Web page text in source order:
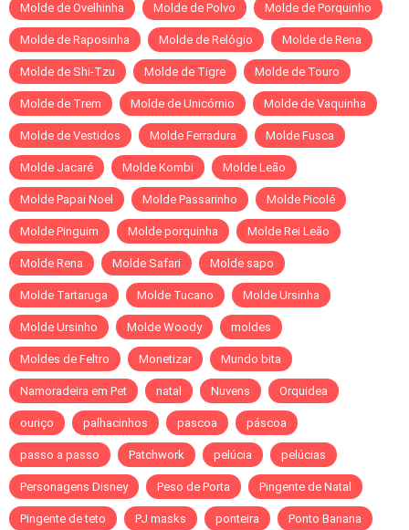
Molde de Ovelhinha Molde de Polvo Molde de Porquinho
Molde de Raposinha Molde de Relógio Molde de Rena
Molde de Shi-Tzu Molde de Tigre Molde de Touro
Molde de Trem Molde de Unicórnio Molde de Vaquinha
Molde de Vestidos Molde Ferradura Molde Fusca
Molde Jacaré Molde Kombi Molde Leão
Molde Papai Noel Molde Passarinho Molde Picolé
Molde Pinguim Molde porquinha Molde Rei Leão
Molde Rena Molde Safari Molde sapo
Molde Tartaruga Molde Tucano Molde Ursinha
Molde Ursinho Molde Woody moldes
Moldes de Feltro Monetizar Mundo bita
Namoradeira em Pet natal Nuvens Orquidea
ouriço palhacinhos pascoa páscoa
passo a passo Patchwork pelúcia pelúcias
Personagens Disney Peso de Porta Pingente de Natal
Pingente de teto PJ masks ponteira Ponto Banana